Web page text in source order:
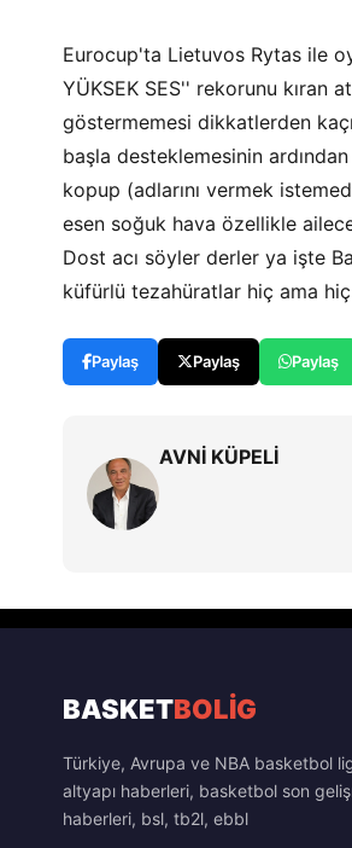
Eurocup'ta Lietuvos Rytas ile
YÜKSEK SES'' rekorunu kıran
göstermemesi dikkatlerden
başla desteklemesinin
kopup (adlarını vermek
esen soğuk hava özellikle
Dost acı söyler derler ya işte
küfürlü tezahüratlar hiç ama hiç
Paylaş Paylaş Paylaş
AVNİ KÜPELİ
BASKETBOLİG
Türkiye, Avrupa ve NBA basketbol
altyapı haberleri, basketbol son
haberleri, bsl, tb2l, ebbl